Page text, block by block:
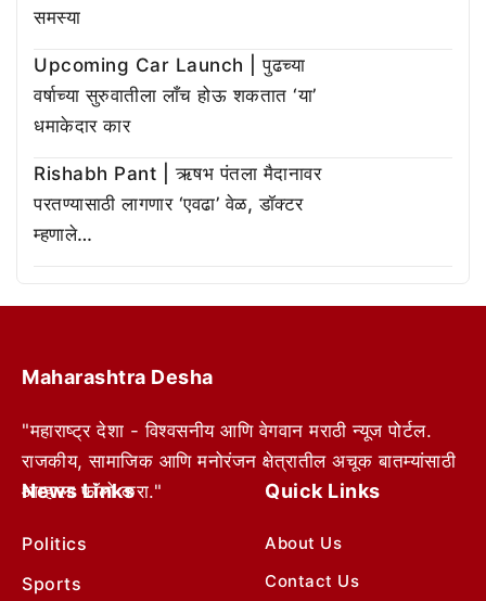
समस्या
Upcoming Car Launch | पुढच्या
वर्षाच्या सुरुवातीला लाँच होऊ शकतात ‘या’
धमाकेदार कार
Rishabh Pant | ऋषभ पंतला मैदानावर
परतण्यासाठी लागणार ‘एवढा’ वेळ, डॉक्टर
म्हणाले…
Maharashtra Desha
"महाराष्ट्र देशा - विश्वसनीय आणि वेगवान मराठी न्यूज पोर्टल.
राजकीय, सामाजिक आणि मनोरंजन क्षेत्रातील अचूक बातम्यांसाठी
आम्हाला फॉलो करा."
News Links
Politics
Sports
Quick Links
About Us
Contact Us